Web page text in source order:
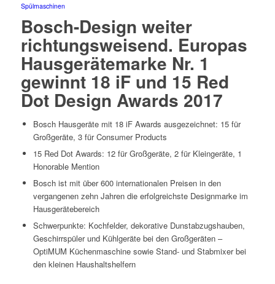
Spülmaschinen
Bosch-Design weiter
richtungsweisend. Europas
Hausgerätemarke Nr. 1
gewinnt 18 iF und 15 Red
Dot Design Awards 2017
Bosch Hausgeräte mit 18 iF Awards ausgezeichnet: 15 für
Großgeräte, 3 für Consumer Products
15 Red Dot Awards: 12 für Großgeräte, 2 für Kleingeräte, 1
Honorable Mention
Bosch ist mit über 600 internationalen Preisen in den
vergangenen zehn Jahren die erfolgreichste Designmarke im
Hausgerätebereich
Schwerpunkte: Kochfelder, dekorative Dunstabzugshauben,
Geschirrspüler und Kühlgeräte bei den Großgeräten –
OptiMUM Küchenmaschine sowie Stand- und Stabmixer bei
den kleinen Haushaltshelfern